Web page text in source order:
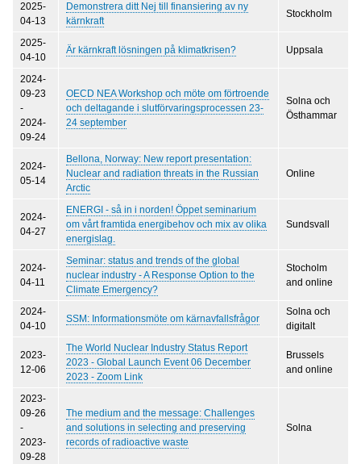
2025-
04-13
Demonstrera ditt Nej till finansiering av ny
kärnkraft
Stockholm
2025-
04-10
Är kärnkraft lösningen på klimatkrisen? Uppsala
2024-
09-23
-
2024-
09-24
OECD NEA Workshop och möte om förtroende
och deltagande i slutförvaringsprocessen 23-
24 september
Solna och
Östhammar
2024-
05-14
Bellona, Norway: New report presentation:
Nuclear and radiation threats in the Russian
Arctic
Online
2024-
04-27
ENERGI - så in i norden! Öppet seminarium
om vårt framtida energibehov och mix av olika
energislag.
Sundsvall
2024-
04-11
Seminar: status and trends of the global
nuclear industry - A Response Option to the
Climate Emergency?
Stocholm
and online
2024-
04-10
SSM: Informationsmöte om kärnavfallsfrågor
Solna och
digitalt
2023-
12-06
The World Nuclear Industry Status Report
2023 - Global Launch Event 06 December
2023 - Zoom Link
Brussels
and online
2023-
09-26
-
2023-
09-28
The medium and the message: Challenges
and solutions in selecting and preserving
records of radioactive waste
Solna